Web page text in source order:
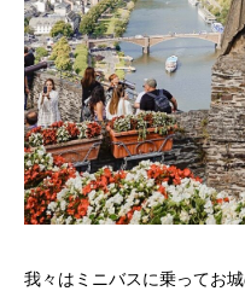
我々はミニバスに乗ってお